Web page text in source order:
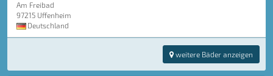
Am Freibad
97215 Uffenheim
Deutschland
weitere Bäder anzeigen